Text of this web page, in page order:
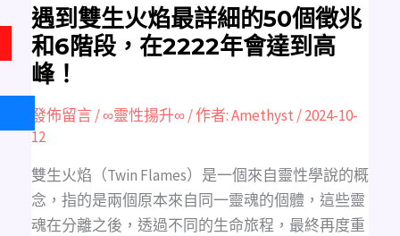
遇到雙生火焰最詳細的50個徵兆
和6階段，在2222年會達到高
峰！
發佈留言/∞靈性揚升∞/ 作者:Amethyst /2024-10-
12
雙生火焰（Twin Flames）是一個來自靈性學說的概
念，指的是兩個原本來自同一靈魂的個體，這些靈
魂在分離之後，透過不同的生命旅程，最終再度重
段，
在
2222
年
會
達
到
峰！